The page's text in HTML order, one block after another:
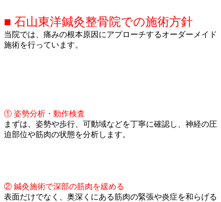
■ 石山東洋鍼灸整骨院での施術方針
当院では、痛みの根本原因にアプローチするオーダーメイド
施術を行っています。
① 姿勢分析・動作検査
まずは、姿勢や歩行、可動域などを丁寧に確認し、神経の圧
迫部位や筋肉の状態を分析します。
② 鍼灸施術で深部の筋肉を緩める
表面だけでなく、奥深くにある筋肉の緊張や炎症を和らげる